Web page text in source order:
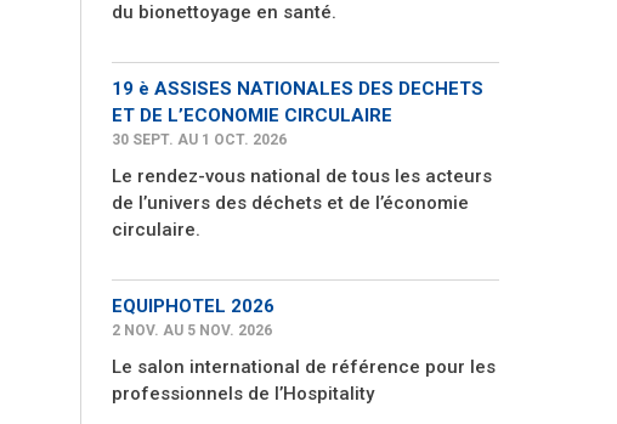
du bionettoyage en santé.
19 è ASSISES NATIONALES DES DECHETS
ET DE L’ECONOMIE CIRCULAIRE
30 SEPT. AU 1 OCT. 2026
Le rendez-vous national de tous les acteurs
de l’univers des déchets et de l’économie
circulaire.
EQUIPHOTEL 2026
2 NOV. AU 5 NOV. 2026
Le salon international de référence pour les
professionnels de l’Hospitality